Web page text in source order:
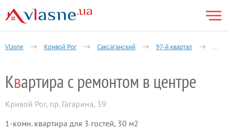
Vlasne Кривой Рог Саксаганский 97-й квартал 1-
Квартира с ремонтом в центре
Кривой Рог, пр. Гагарина, 39
1-комн. квартира для 3 гостей, 30 м2